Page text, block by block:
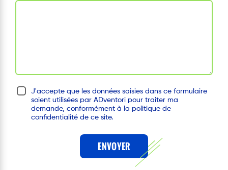
J'accepte que les données saisies dans ce formulaire
soient utilisées par ADventori pour traiter ma
demande, conformément à la politique de
confidentialité de ce site.
ENVOYER